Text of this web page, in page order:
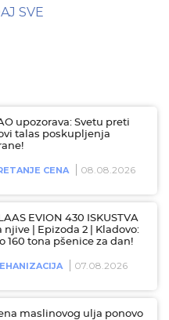
SVE
upozorava: Svetu preti
talas poskupljenja
CENA 08.08.2026
EVION 430 ISKUSTVA
njive | Epizoda 2 | Kladovo:
160 tona pšenice za dan!
07.08.2026
maslinovog ulja ponovo